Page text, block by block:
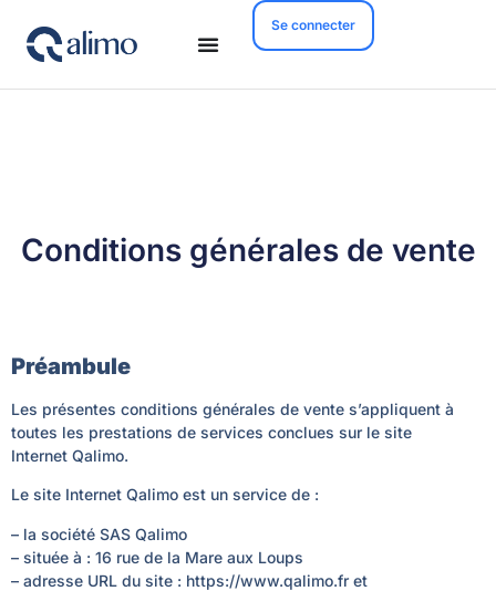
Se connecter
Conditions générales de vente
Préambule
Les présentes conditions générales de vente s’appliquent à
toutes les prestations de services conclues sur le site
Internet Qalimo.
Le site Internet Qalimo est un service de :
– la société SAS Qalimo
– située à : 16 rue de la Mare aux Loups
– adresse URL du site : https://www.qalimo.fr et